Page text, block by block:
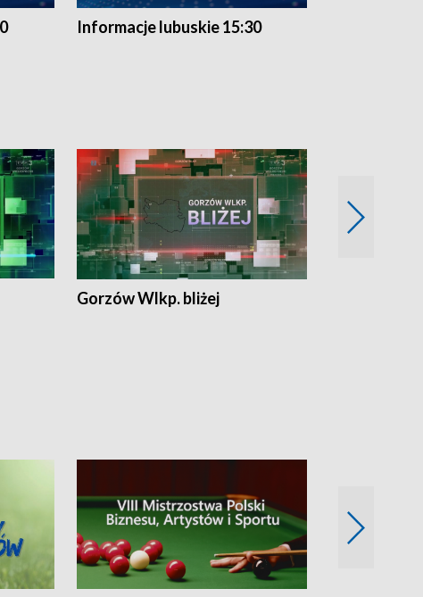
Informacje lubuskie 15:30
Gorzów Wlkp. bliżej